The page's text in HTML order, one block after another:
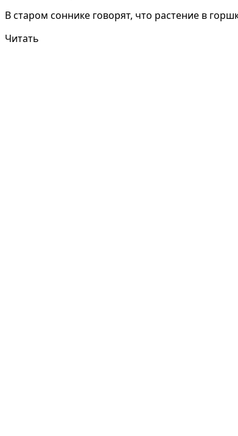
В старом соннике говорят, что растение в
Читать